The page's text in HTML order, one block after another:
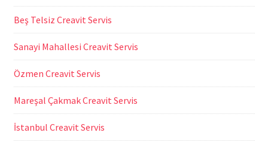
Beş Telsiz Creavit Servis
Sanayi Mahallesi Creavit Servis
Özmen Creavit Servis
Mareşal Çakmak Creavit Servis
İstanbul Creavit Servis